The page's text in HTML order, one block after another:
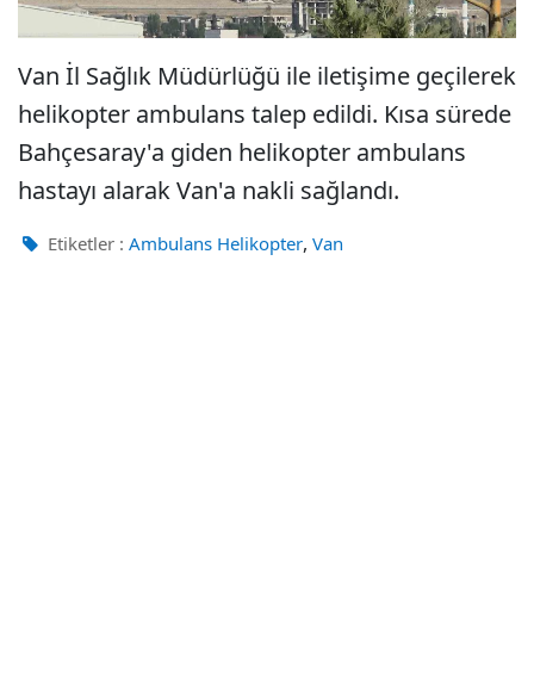
Van İl Sağlık Müdürlüğü ile iletişime geçilerek
helikopter ambulans talep edildi. Kısa sürede
Bahçesaray'a giden helikopter ambulans
hastayı alarak Van'a nakli sağlandı.
Etiketler : Ambulans Helikopter, Van